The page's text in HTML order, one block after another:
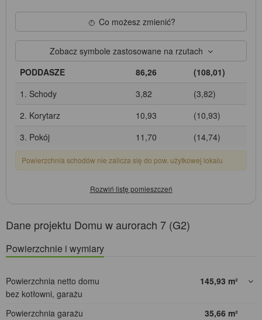
Co możesz zmienić?
Zobacz symbole zastosowane na rzutach
PODDASZE
86,26
(108,01)
1. Schody
3,82
(3,82)
2. Korytarz
10,93
(10,93)
3. Pokój
11,70 (14,74)
Powierzchnia schodów nie zalicza się do pow. użytkowej lokalu
Dane projektu Domu w aurorach 7 (G2)
Powierzchnie i wymiary
Powierzchnia netto domu
bez kotłowni, garażu
145,93 m²
Powierzchnia garażu 35,66 m²